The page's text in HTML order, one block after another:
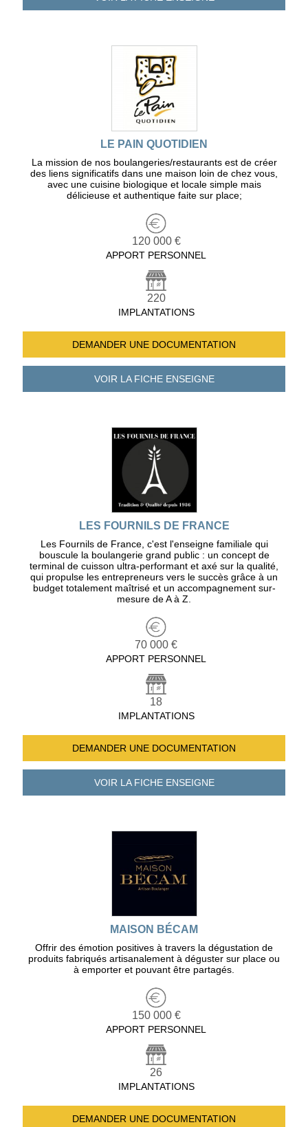
LE PAIN QUOTIDIEN
La mission de nos boulangeries/restaurants est de créer
des liens significatifs dans une maison loin de chez vous,
avec une cuisine biologique et locale simple mais
délicieuse et authentique faite sur place;
120 000 €
APPORT PERSONNEL
220
IMPLANTATIONS
DEMANDER UNE DOCUMENTATION
VOIR LA FICHEENSEIGNE
LES FOURNILS DE FRANCE
Les Fournils de France, c'est l'enseigne familiale qui
bouscule la boulangerie grand public : un concept de
terminal de cuisson ultra-performant et axé sur la qualité,
qui propulse les entrepreneurs vers le succès grâce à un
budget totalement maîtrisé et un accompagnement sur-
mesure de A à Z.
70 000 €
APPORT PERSONNEL
18
IMPLANTATIONS
DEMANDER UNE DOCUMENTATION
VOIR LA FICHEENSEIGNE
MAISON BÉCAM
Offrir des émotion positives à travers la dégustation de
produits fabriqués artisanalement à déguster sur place ou
à emporter et pouvant être partagés.
150 000 €
APPORT PERSONNEL
26
IMPLANTATIONS
DEMANDER UNE DOCUMENTATION